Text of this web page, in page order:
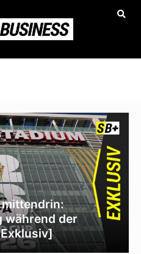
während der